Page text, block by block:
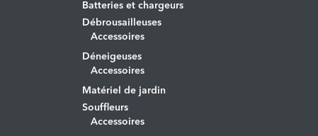
Batteries et chargeurs
Débrousailleuses
Accessoires
Déneigeuses
Accessoires
Matériel de jardin
Souffleurs
Accessoires